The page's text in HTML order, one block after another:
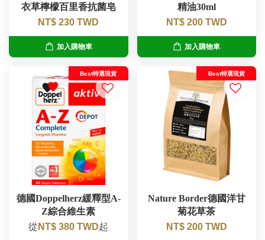
衣草檸檬百里香抗菌皂
NT$ 230 TWD
加入購物車
精油30ml
NT$ 200 TWD
加入購物車
Best特選現貨
德國Doppelherz緩釋型A-
Z綜合維生素
從 NT$ 380 TWD起
Best特選現貨
Nature Border德國洋甘
菊花草茶
NT$ 200 TWD